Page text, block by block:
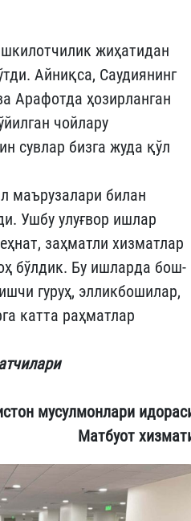
жиҳатидан
Айниқса, Саудиянинг
Арафотда ҳозирланган
чойлару
сувлар бизга жуда қўл
маърузалари билан
Ушбу улуғвор ишлар
заҳматли хизматлар
бўлдик. Бу ишларда бош-
гуруҳ, элликбошилар,
катта раҳматлар
мусулмонлари
Матбуот